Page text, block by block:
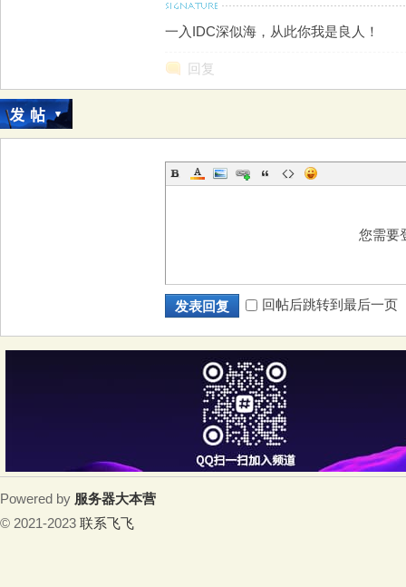
一入IDC深似海，从此你我是良人！
回复
您需要
发表回复 回帖后跳转到最后一页
Powered by 服务器大本营
© 2021-2023 联系飞飞